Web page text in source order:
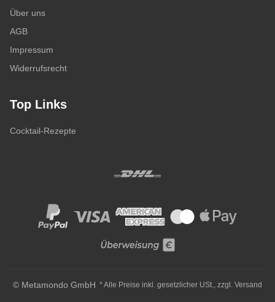
Über uns
AGB
Impressum
Widerrufsrecht
Top Links
Cocktail-Rezepte
© Metamondo GmbH * Alle Preise inkl. gesetzlicher USt., zzgl. Versand